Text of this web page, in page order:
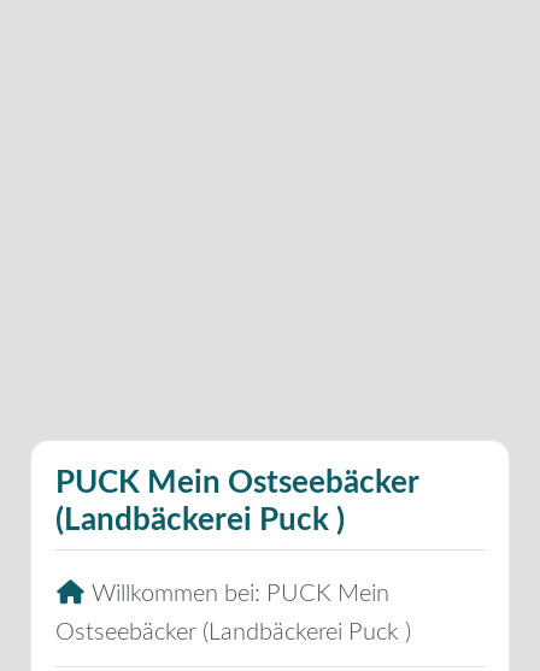
PUCK Mein Ostseebäcker
(Landbäckerei Puck )
Willkommen bei: PUCK Mein
Ostseebäcker (Landbäckerei Puck )